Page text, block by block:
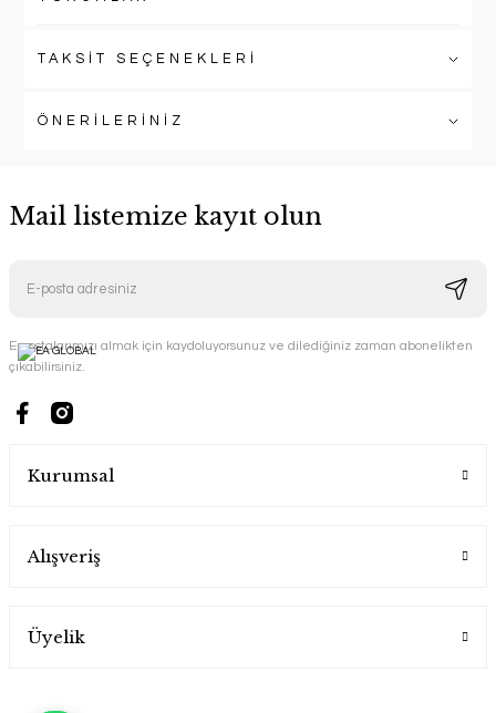
TAKSİT SEÇENEKLERİ
ÖNERİLERİNİZ
Mail listemize kayıt olun
E-postalarımızı almak için kaydoluyorsunuz ve dilediğiniz zaman abonelikten
çıkabilirsiniz.
Kurumsal
Alışveriş
Üyelik